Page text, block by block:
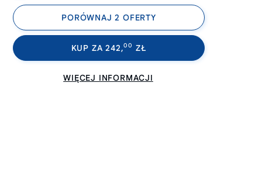
PORÓWNAJ 2 OFERTY
KUP ZA 242,00 ZŁ
WIĘCEJ INFORMACJI